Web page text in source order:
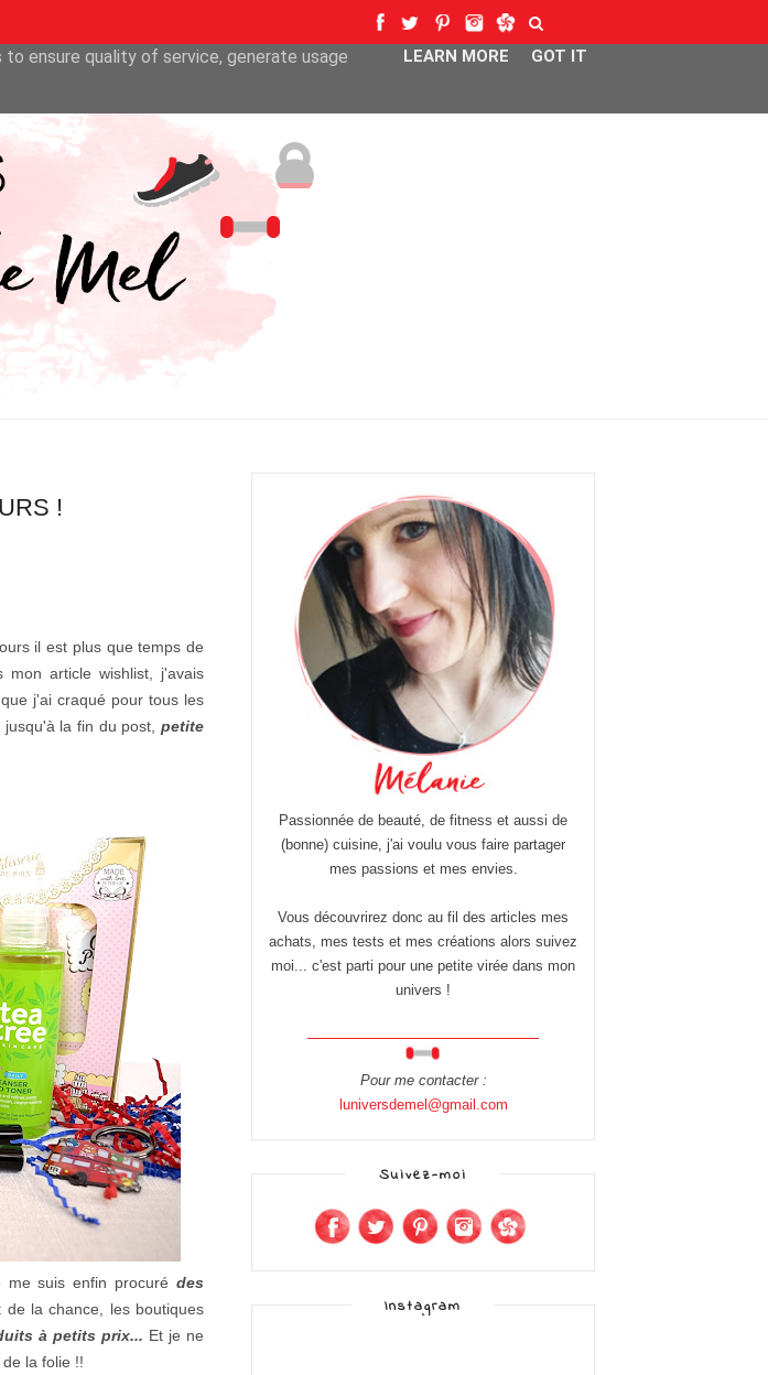
!
il est plus que temps de
article wishlist, j'avais
j'ai craqué pour tous les
la fin du post, petite
suis enfin procuré des
la chance, les boutiques
à petits prix... Et je ne
la folie !!
Passionnée de beauté, de fitness et aussi de
(bonne) cuisine, j'ai voulu vous faire partager
mes passions et mes envies.
Vous découvrirez donc au fil des articles mes
achats, mes tests et mes créations alors suivez
moi... c'est parti pour une petite virée dans mon
univers !
Pour me contacter :
luniversdemel@gmail.com
Suivez-moi
Instagram
traffic. Your IP address and user-agent
ensure quality of service, generate usage
LEARN MORE GOT IT